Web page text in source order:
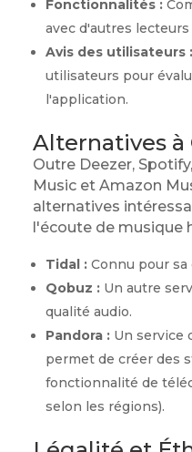
Fonctionnalités :
avec d'autres
Avis des utilisateurs :
utilisateurs pour
l'application.
Alternatives à
Outre Deezer,
Music et Amazon
alternatives
l'écoute de musique
Tidal :Connu pour sa
Qobuz :Un autre
qualité audio.
Pandora :Un service
permet de créer des
fonctionnalité de
selon les régions).